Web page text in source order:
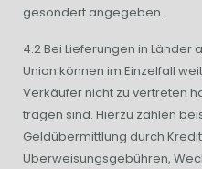
gesondert angegeben.
4.2 Bei Lieferungen in
Union können im Einzelfall
Verkäufer nicht zu vertreten
tragen sind. Hierzu zählen
Geldübermittlung durch
Überweisungsgebühren,